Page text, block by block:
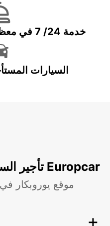
خدمة 24/ 7 في معظم المطارات الرئيسية
السيارات
تأجير السيارات في أبو ظبي مع Europcar
موقع يوروبكار